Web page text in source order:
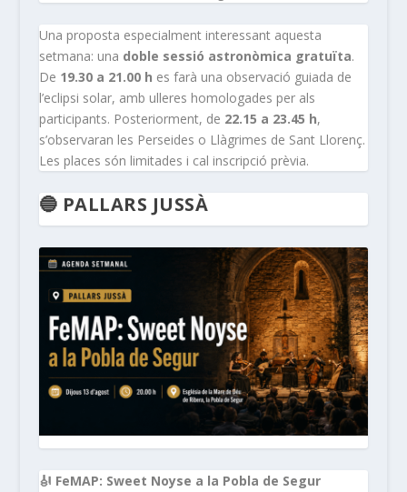
Una proposta especialment interessant aquesta
setmana: una doble sessió astronòmica gratuïta.
De 19.30 a 21.00 h es farà una observació guiada de
l’eclipsi solar, amb ulleres homologades per als
participants. Posteriorment, de 22.15 a 23.45 h,
s’observaran les Perseides o Llàgrimes de Sant Llorenç.
Les places són limitades i cal inscripció prèvia.
🔵 PALLARS JUSSÀ
🎻 FeMAP: Sweet Noyse a la Pobla de Segur